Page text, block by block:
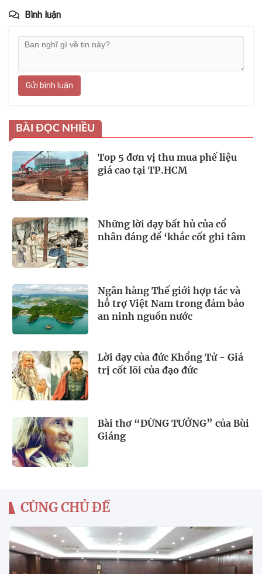
Bình luận
Gửi bình luận
BÀI ĐỌC NHIỀU
Top 5 đơn vị thu mua phế liệu
giá cao tại TP.HCM
Những lời dạy bất hủ của cổ
nhân đáng để ‘khắc cốt ghi tâm
Ngân hàng Thế giới hợp tác và
hỗ trợ Việt Nam trong đảm bảo
an ninh nguồn nước
Lời dạy của đức Khổng Tử - Giá
trị cốt lõi của đạo đức
Bài thơ “ĐỪNG TƯỞNG” của Bùi
Giáng
CÙNG CHỦ ĐỀ